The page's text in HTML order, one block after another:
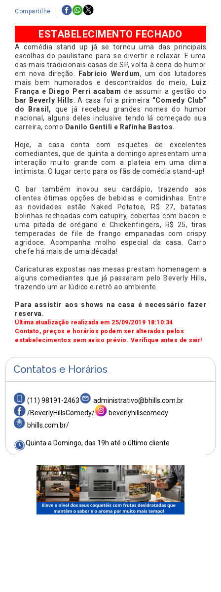
Compartilhe
ESTABELECIMENTO FECHADO
A comédia stand up já se tornou uma das principais
escolhas do paulistano para se divertir e relaxar. E uma
das mais tradicionais casas de SP, volta à cena do humor
em nova direção. Fabrício Werdum, um dos lutadores
mais bem humorados e descontraídos do meio,
Luiz
França e Diego Perri acabamde assumir a gestão do
bar Beverly Hills. A casa foi a primeira “Comedy Club”
do Brasil,
que já recebeu grandes nomes do humor
nacional, alguns deles inclusive tendo lá começado sua
carreira, como Danilo Gentili e Rafinha Bastos.
Hoje, a casa conta com esquetes de excelentes
comediantes, que de quinta a domingo apresentam uma
interação muito grande com a plateia em uma clima
intimista. O lugar certo para os fãs de comédia stand-up!
O bar também inovou seu cardápio, trazendo aos
clientes ótimas opções de bebidas e comidinhas. Entre
as novidades estão Naked Potatoe, R$ 27, batatas
bolinhas recheadas com catupiry, cobertas com bacon e
uma pitada de orégano e Chickenfingers, R$ 25, tiras
temperadas de file de frango empanadas com crispy
agridoce. Acompanha molho especial da casa. Carro
chefe há mais de uma década!
Caricaturas expostas nas mesas prestam homenagem a
alguns comediantes que já passaram pelo Beverly Hills,
trazendo um ar lúdico e retrô ao ambiente.
Para assistir aos shows na casa é necessário fazer
reserva.
Última atualização realizada em 25/09/2019 18:10:34
Contato, preços e horários podem ser alterados pelos
estabelecimentos sem aviso prévio. Verifique antes de sair!
Contatos e Horários
(11) 98191-2463
administrativo@bhills.com.br
/BeverlyHillsComedy/
beverlyhillscomedy
bhills.com.br/
Quinta a Domingo, das 19h até o último cliente